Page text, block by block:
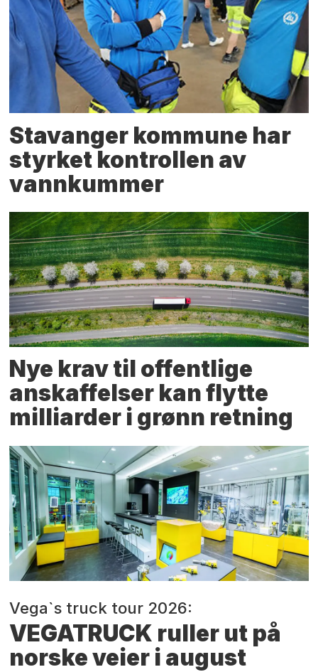
Stavanger kommune har
styrket kontrollen av
vannkummer
Nye krav til offentlige
anskaffelser kan flytte
milliarder i grønn retning
Vega`s truck tour 2026:
VEGATRUCK ruller ut på
norske veier i august